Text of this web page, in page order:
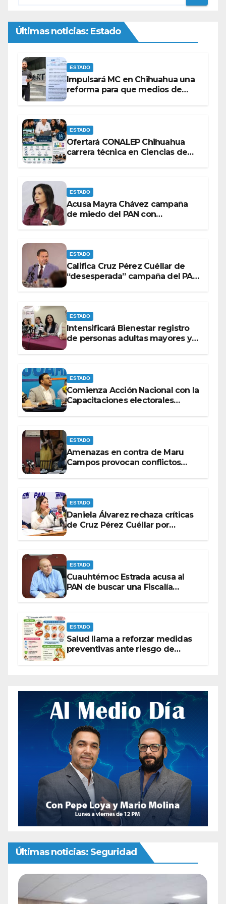
Últimas noticias: Estado
ESTADO
Impulsará MC en Chihuahua una
reforma para que medios de
ESTADO
Ofertará CONALEP Chihuahua
carrera técnica en Ciencias de
ESTADO
Acusa Mayra Chávez campaña
de miedo del PAN con
ESTADO
Califica Cruz Pérez Cuéllar de
“desesperada” campaña del PAN
ESTADO
Intensificará Bienestar registro
de personas adultas mayores y
ESTADO
Comienza Acción Nacional con la
Capacitaciones electorales
ESTADO
Amenazas en contra de Maru
Campos provocan conflictos
ESTADO
Daniela Álvarez rechaza críticas
de Cruz Pérez Cuéllar por
ESTADO
Cuauhtémoc Estrada acusa al
PAN de buscar una Fiscalía
ESTADO
Salud llama a reforzar medidas
preventivas ante riesgo de
Últimas noticias: Seguridad